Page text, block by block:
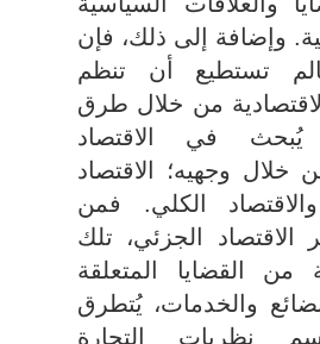
وإضافة إلى ذلك، فإن
تستطيع أن تنظم
الاقتصادية من خلال طرق
يُبحث في الاقتصاد
خلال وجهيه؛ الاقتصاد
الكلي. فمن
الاقتصاد الجزئي، تلك
من القضايا المتعلقة
والخدمات، يُتطرق
نظريات التجارة